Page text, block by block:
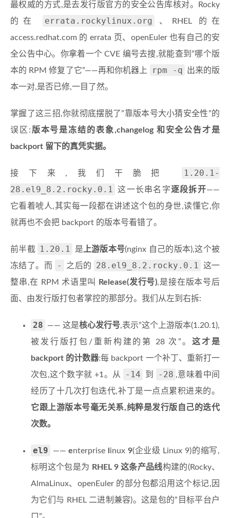
最权威的方式,是去发行版官方的安全公告库核对。Rocky
的在
errata.rockylinux.org
、RHEL 的在
access.redhat.com 的 errata 页、openEuler 也有自己的安
全公告中心。你拿着一个 CVE 编号去搜,就能查到”哪个版
本的 RPM 修复了它”——再和你机器上
rpm -q
出来的版
本一对,是否已修,一目了然。
掌握了这三招,你就彻底摆脱了”靠版本号大小猜安全性”的
误区: 版本号是冻结的表象,changelog 和安全公告才是
backport 留下的真凭实据。
接下来,我们干脆把
1.20.1-
28.el9_8.2.rocky.0.1
这一长串名字逐段拆开——
它看着唬人,其实每一段都在讲述这个包的身世,读懂它,你
就再也不会把 backport 的版本号看错了。
前半截 1.20.1 是 上游版本号(nginx 自己的版本),这个被
冻结了。而
- 之后的 28.el9_8.2.rocky.0.1
这一
整串,在 RPM 术语里叫
Release(发行号),是接在版本号后
面、由发行版打包者掌控的那部分。我们从左到右拆:
28 —— 这是核心发行号,表示”这个上游版本(1.20.1),
被发行版打包/重新构建的第 28 次”。这才是
backport 的计数器:每 backport 一个补丁、重新打一
次包,这个数字就 +1。从
-14 到 -28 ,意味着中间
经历了十几次打包迭代,补丁是一点点累积进来的。
它跟上游版本号毫无关系,纯粹是发行版自己的迭代
次数。
el9 ——enterprise inux 9(企业级 Linux 9)的缩写,
标明这个包是为 RHEL 9 这条产品线构建的(Rocky、
AlmaLinux、openEuler 的部分包都沿用这个标记,因
为它们与 RHEL 二进制兼容)。这是包的”目标平台户